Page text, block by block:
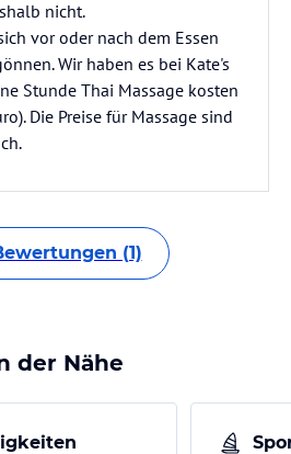
nicht.
vor oder nach dem Essen
Wir haben es bei Kate's
Stunde Thai Massage kosten
Die Preise für Massage sind
(1)
der Nähe